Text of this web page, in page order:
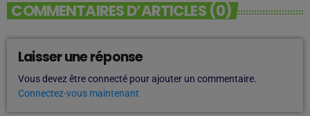
COMMENTAIRES D’ARTICLES (0)
Laisser une réponse
Vous devez être connecté pour ajouter un commentaire.
Connectez-vous maintenant